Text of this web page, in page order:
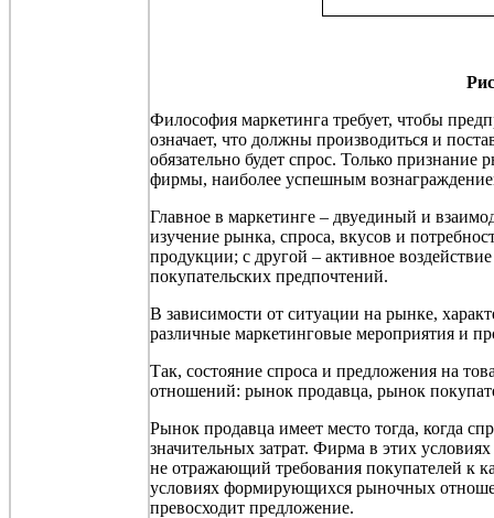
Философия маркетинга требует, чтобы
означает, что должны производиться и
обязательно будет спрос. Только
фирмы, наиболее успешным
Главное в маркетинге – двуединый и
изучение рынка, спроса, вкусов и
продукции; с другой – активное
покупательских предпочтений.
В зависимости от ситуации на рынке,
различные маркетинговые мероприятия и
Так, состояние спроса и предложения на
отношений: рынок продавца, рынок
Рынок продавца имеет место тогда, когда
значительных затрат. Фирма в этих
не отражающий требования покупателей к
условиях формирующихся рыночных
превосходит предложение.